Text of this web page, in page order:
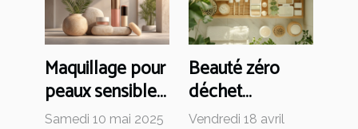
Maquillage pour
peaux sensibles
trouver les
Samedi 10 mai 2025
Beauté zéro
déchet
comment
Vendredi 18 avril